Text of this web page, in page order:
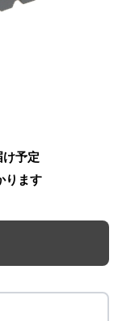
け予定
ります